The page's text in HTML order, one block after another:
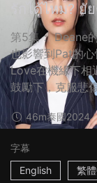
รักได้ไหม? ยัย
第5集： Deane
也影響到Pat的
Love在機緣下相
鼓勵下，克服悲
46m泰國2024
字幕
English
繁